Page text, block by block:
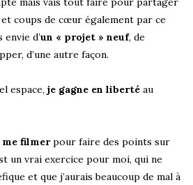
coups de cœur également par ce
envie d’un « projet » neuf, de
d’une autre façon.
espace, je gagne en liberté au
me filmerpour faire des points sur
un vrai exercice pour moi, qui ne
et que j’aurais beaucoup de mal à